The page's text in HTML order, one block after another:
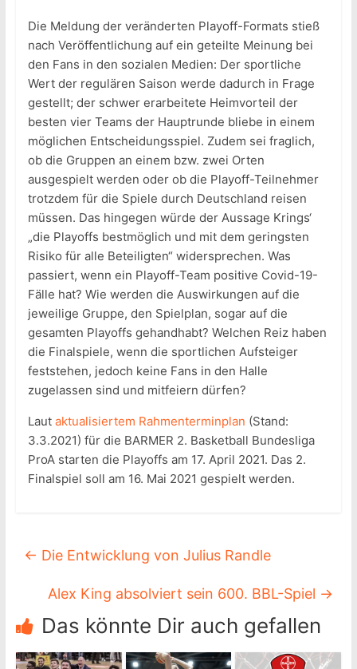
Die Meldung der veränderten Playoff-Formats stieß
nach Veröffentlichung auf ein geteilte Meinung bei
den Fans in den sozialen Medien: Der sportliche
Wert der regulären Saison werde dadurch in Frage
gestellt; der schwer erarbeitete Heimvorteil der
besten vier Teams der Hauptrunde bliebe in einem
möglichen Entscheidungsspiel. Zudem sei fraglich,
ob die Gruppen an einem bzw. zwei Orten
ausgespielt werden oder ob die Playoff-Teilnehmer
trotzdem für die Spiele durch Deutschland reisen
müssen. Das hingegen würde der Aussage Krings‘
„die Playoffs bestmöglich und mit dem geringsten
Risiko für alle Beteiligten“ widersprechen. Was
passiert, wenn ein Playoff-Team positive Covid-19-
Fälle hat? Wie werden die Auswirkungen auf die
jeweilige Gruppe, den Spielplan, sogar auf die
gesamten Playoffs gehandhabt? Welchen Reiz haben
die Finalspiele, wenn die sportlichen Aufsteiger
feststehen, jedoch keine Fans in den Halle
zugelassen sind und mitfeiern dürfen?
Laut aktualisiertem Rahmenterminplan (Stand:
3.3.2021) für die BARMER 2. Basketball Bundesliga
ProA starten die Playoffs am 17. April 2021. Das 2.
Finalspiel soll am 16. Mai 2021 gespielt werden.
← Die Entwicklung von Julius Randle
Alex King absolviert sein 600. BBL-Spiel →
Das könnte Dir auch gefallen